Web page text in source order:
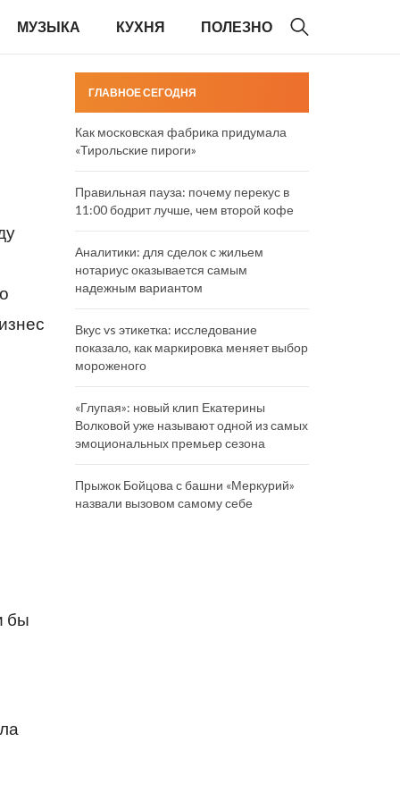
МУЗЫКА КУХНЯ ПОЛЕЗНО
бы
ГЛАВНОЕ СЕГОДНЯ
Как московская фабрика придумала
«Тирольские пироги»
Правильная пауза: почему перекус в
11:00 бодрит лучше, чем второй кофе
Аналитики: для сделок с жильем
нотариус оказывается самым
надежным вариантом
Вкус vs этикетка: исследование
показало, как маркировка меняет выбор
мороженого
«Глупая»: новый клип Екатерины
Волковой уже называют одной из самых
эмоциональных премьер сезона
Прыжок Бойцова с башни «Меркурий»
назвали вызовом самому себе